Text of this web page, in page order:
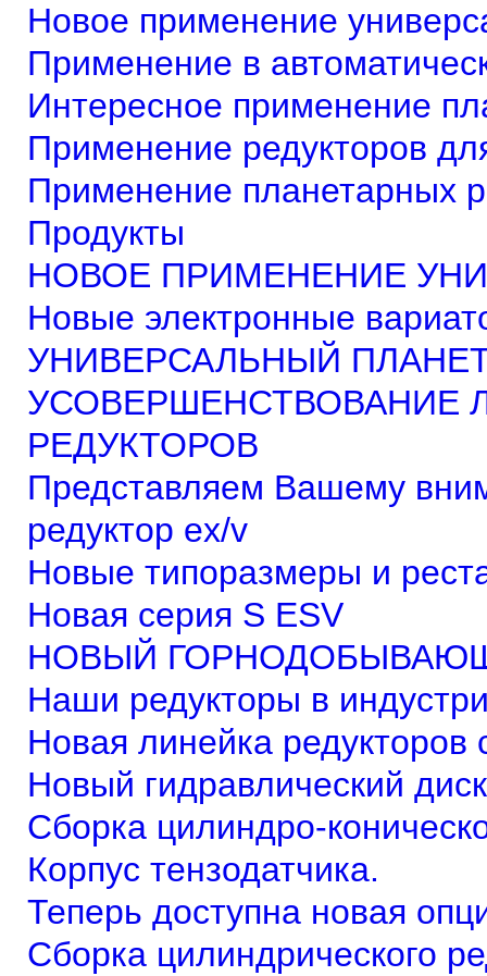
Новое применение
Применение в
Интересное применение
Применение редукторов
Применение планетарных
Продукты
НОВОЕ ПРИМЕНЕНИЕ
Новые электронные
УНИВЕРСАЛЬНЫЙ
УСОВЕРШЕНСТВОВАНИЕ
РЕДУКТОРОВ
Представляем Вашему
редуктор ex/v
Новые типоразмеры и
Новая серия S ESV
НОВЫЙ
Наши редукторы в
Новая линейка редукторов
Новый гидравлический
Сборка цилиндро-
Корпус тензодатчика.
Теперь доступна новая
Сборка цилиндрического